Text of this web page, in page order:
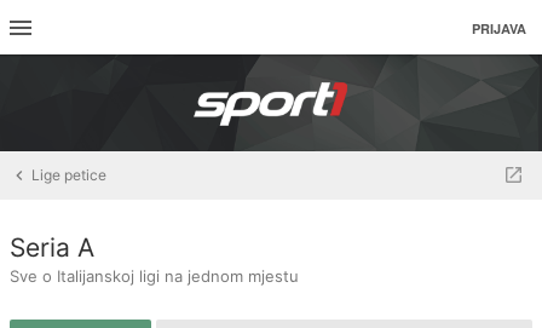
PRIJAVA
Lige petice
Seria A
Sve o Italijanskoj ligi na jednom mjestu